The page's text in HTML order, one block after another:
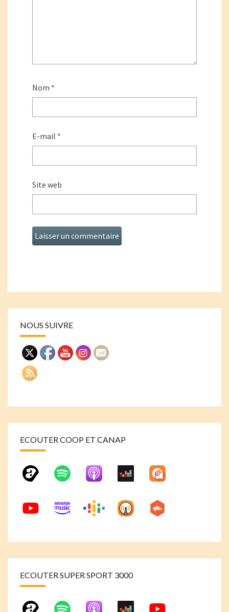
Nom *
E-mail *
Site web
NOUS SUIVRE
ECOUTER COOP ET CANAP
ECOUTER SUPER SPORT 3000